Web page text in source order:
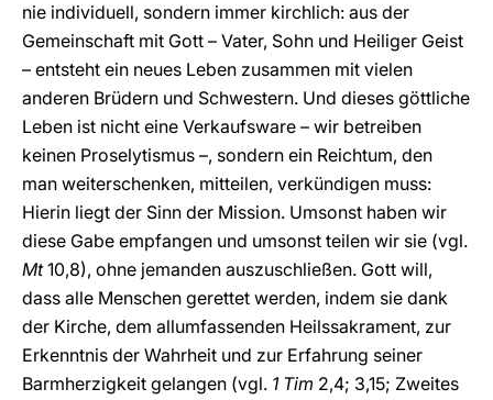
nie individuell, sondern immer kirchlich: aus der
Gemeinschaft mit Gott – Vater, Sohn und Heiliger Geist
– entsteht ein neues Leben zusammen mit vielen
anderen Brüdern und Schwestern. Und dieses göttliche
Leben ist nicht eine Verkaufsware – wir betreiben
keinen Proselytismus –, sondern ein Reichtum, den
man weiterschenken, mitteilen, verkündigen muss:
Hierin liegt der Sinn der Mission. Umsonst haben wir
diese Gabe empfangen und umsonst teilen wir sie (vgl.
Mt10,8), ohne jemanden auszuschließen. Gott will,
dass alle Menschen gerettet werden, indem sie dank
der Kirche, dem allumfassenden Heilssakrament, zur
Erkenntnis der Wahrheit und zur Erfahrung seiner
Barmherzigkeit gelangen (vgl. 1 Tim 2,4; 3,15; Zweites